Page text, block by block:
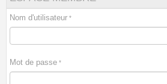
Nom d'utilisateur
Mot de passe